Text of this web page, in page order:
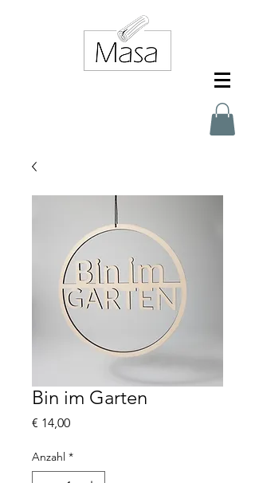
Bin im Garten
€ 14,00Preis
Anzahl *